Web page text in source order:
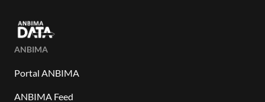
ANBIMA
Portal ANBIMA
ANBIMA Feed